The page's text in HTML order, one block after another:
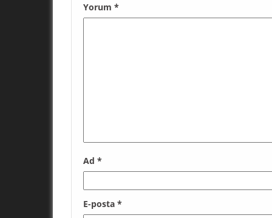
Yorum *
Ad *
E-posta *